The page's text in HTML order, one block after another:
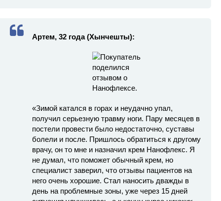
Артем, 32 года (Хынчешты):
«Зимой катался в горах и неудачно упал,
получил серьезную травму ноги. Пару месяцев в
постели провести было недостаточно, суставы
болели и после. Пришлось обратиться к другому
врачу, он то мне и назначил крем Нанофлекс. Я
не думал, что поможет обычный крем, но
специалист заверил, что отзывы пациентов на
него очень хорошие. Стал наносить дважды в
день на проблемные зоны, уже через 15 дней